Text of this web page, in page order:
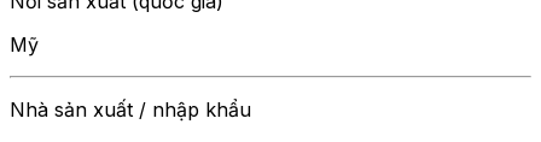
Mỹ
Nhà sản xuất / nhập khẩu